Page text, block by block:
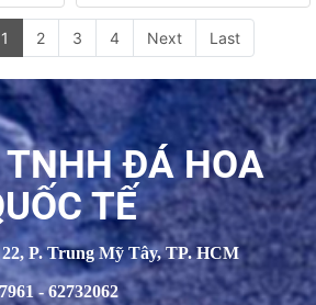
1 2 3 4 Next Last
TNHH ĐÁ HOA
TẾ
P. Trung Mỹ Tây, TP. HCM
- 62732062